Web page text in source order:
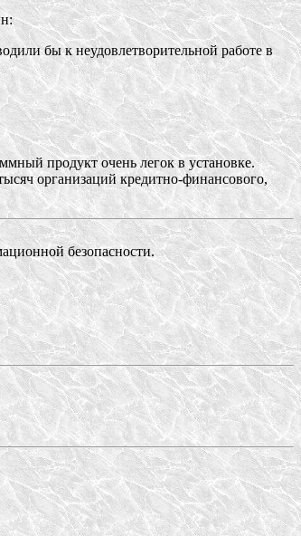
бы к неудовлетворительной работе в
продукт очень легок в установке.
организаций кредитно-финансового,
безопасности.